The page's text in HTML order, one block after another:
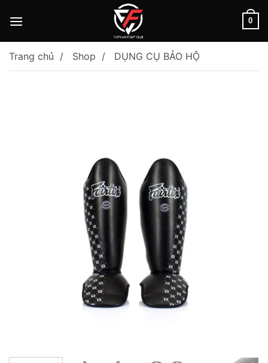
0
Trang chủ Shop DỤNG CỤ BẢO HỘ